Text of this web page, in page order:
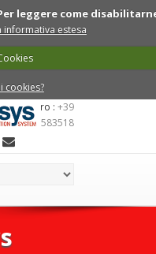
leggere come
informativa estesa
cookies?
ll numero : +39
- 349 6583518